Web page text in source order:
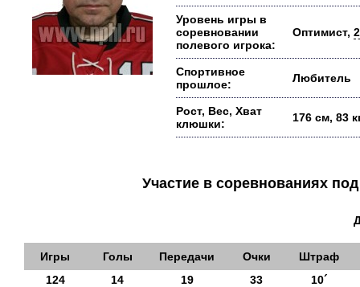
Уровень игры в
соревновании
полевого игрока:
Оптимист,
Спортивное
прошлое:
Любитель
Рост, Вес, Хват
клюшки:
176 см, 83
Участие в соревнованиях
Игры Голы Передачи Очки
Штраф
124
14 19 33 10´